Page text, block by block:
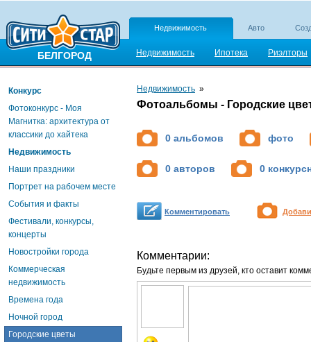
БЕЛГОРОД
Недвижимость Авто
Недвижимость Ипотека Риэлторы
Конкурс
Фотоконкурс - Моя
Магнитка: архитектура от
классики до хайтека
Недвижимость
Наши праздники
Портрет на рабочем месте
События и факты
Фестивали, конкурсы,
концерты
Новостройки города
Коммерческая
недвижимость
Времена года
Ночной город
Городские цветы
Недвижимость »
Фотоальбомы - Городские
0 альбомов фото
0 авторов 0
Комментировать
Комментарии:
Будьте первым из друзей, кто оставит